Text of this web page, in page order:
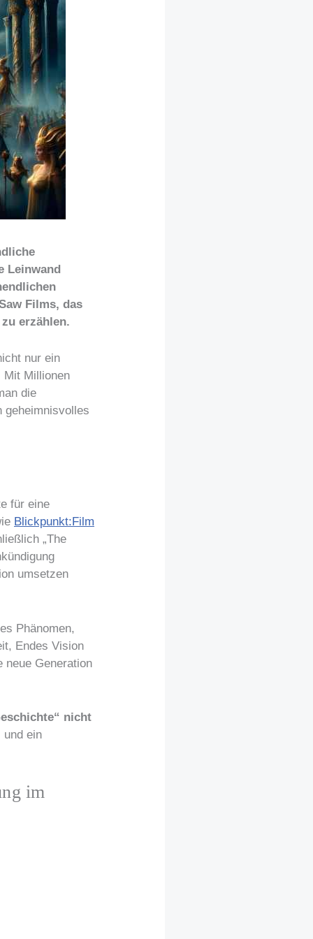
Leinwand
Films, das
erzählen.
nur ein
Mit Millionen
die
geheimnisvolles
für eine
Blickpunkt:Film
„The
umsetzen
Phänomen,
Endes Vision
neue Generation
nicht
und ein
im